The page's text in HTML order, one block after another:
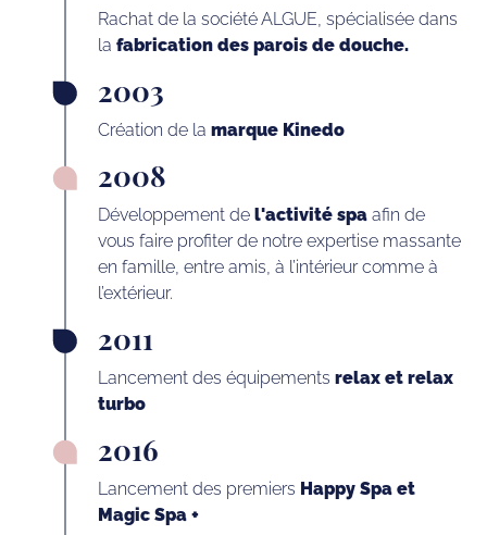
Rachat de la société ALGUE, spécialisée dans
la fabrication des parois de douche.
2003
Création de la marque Kinedo
2008
Développement de l'activité spa afin de
vous faire profiter de notre expertise massante
en famille, entre amis, à l’intérieur comme à
l’extérieur.
2011
Lancement des équipements relax et relax
turbo
2016
Lancement des premiers Happy Spa et
Magic Spa +